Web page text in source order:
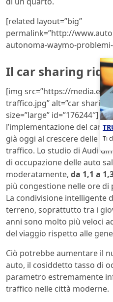
[related layout=”big”
permalink=”http://
autonoma-waymo-
Il car sharing
[img src=”https://
traffico.jpg” alt=”car sharing
size=”large” id=”176244″]
l’implementazione del car
già oggi al crescere delle
traffico. Lo studio di Audi
di occupazione delle auto
moderatamente, da 1,1 a
più congestione nelle ore di
La condivisione intelligente
terreno, soprattutto tra i
anni sono molto più veloci
del viaggio rispetto alle
Ciò potrebbe aumentare il
auto, il cosiddetto tasso di
parametro estremamente
traffico nelle città moderne.
Ti